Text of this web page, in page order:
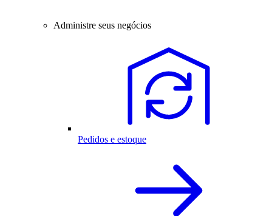
Administre seus negócios
Pedidos e estoque